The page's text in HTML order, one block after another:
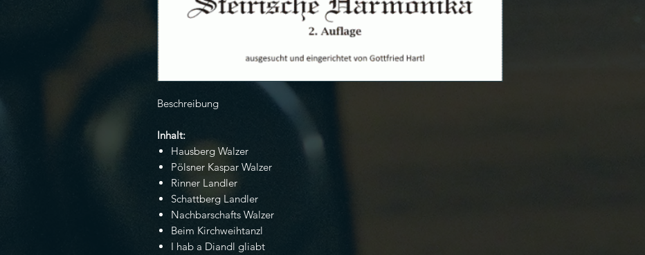
Beschreibung
Inhalt:
Hausberg Walzer
Pölsner Kaspar Walzer
Rinner Landler
Schattberg Landler
Nachbarschafts Walzer
Beim Kirchweihtanzl
I hab a Diandl gliabt